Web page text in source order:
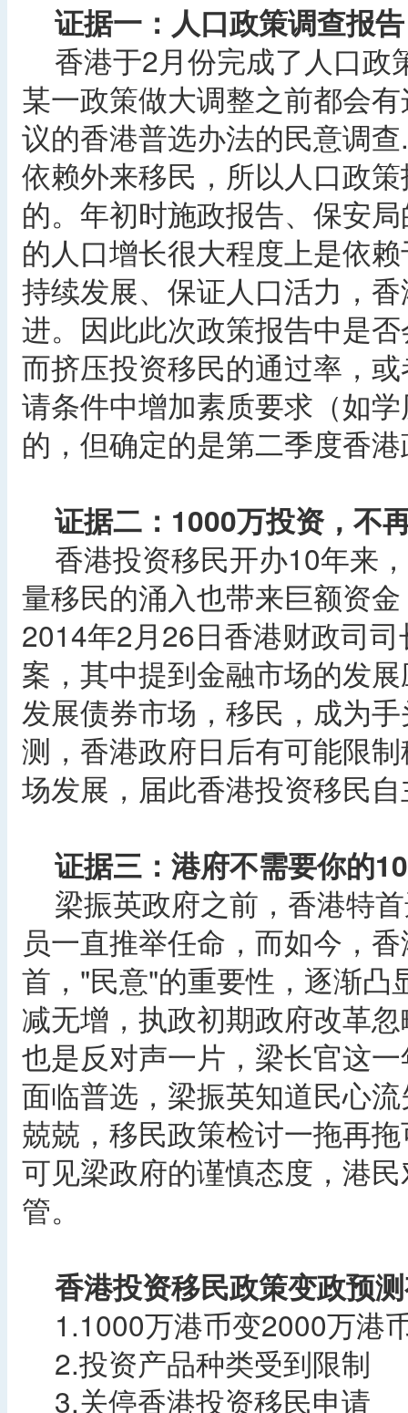
证据一：人口政策调查报
香港于2月份完成了人口政
某一政策做大调整之前都会
议的香港普选办法的民意调
依赖外来移民，所以人口政
的。年初时施政报告、保安
的人口增长很大程度上是依
持续发展、保证人口活力，
进。因此此次政策报告中是
而挤压投资移民的通过率，
请条件中增加素质要求（如
的，但确定的是第二季度香
证据二：1000万投资，不
香港投资移民开办10年来
量移民的涌入也带来巨额资
2014年2月26日香港财政司
案，其中提到金融市场的发
发展债券市场，移民，成为
测，香港政府日后有可能限
场发展，届此香港投资移民
证据三：港府不需要你的
梁振英政府之前，香港特
员一直推举任命，而如今，
首，"民意"的重要性，逐渐
减无增，执政初期政府改革
也是反对声一片，梁长官这
面临普选，梁振英知道民心
兢兢，移民政策检讨一拖再
可见梁政府的谨慎态度，港
管。
香港投资移民政策变政预
1.1000万港币变2000万港
2.投资产品种类受到限制
3.关停香港投资移民申请